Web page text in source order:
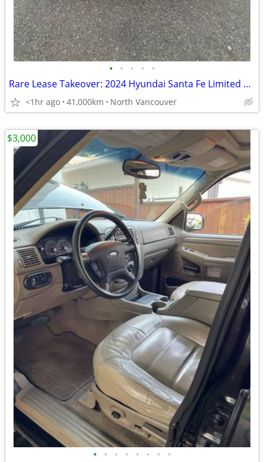
• • • • •
Rare Lease Takeover: 2024 Hyundai Santa Fe Limited 7-seater - $0 down
<1hr ago 41,000km North Vancouver
• • • • • • • •
$3,000